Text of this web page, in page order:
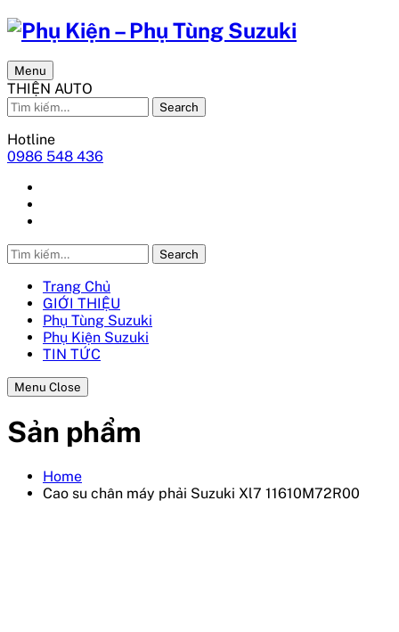
Menu
THIỆN AUTO
Search
Hotline
0986 548 436
Search
Trang Chủ
GIỚI THIỆU
Phụ Tùng Suzuki
Phụ Kiện Suzuki
TIN TỨC
Menu Close
Sản phẩm
Home
Cao su chân máy phải Suzuki Xl7 11610M72R00